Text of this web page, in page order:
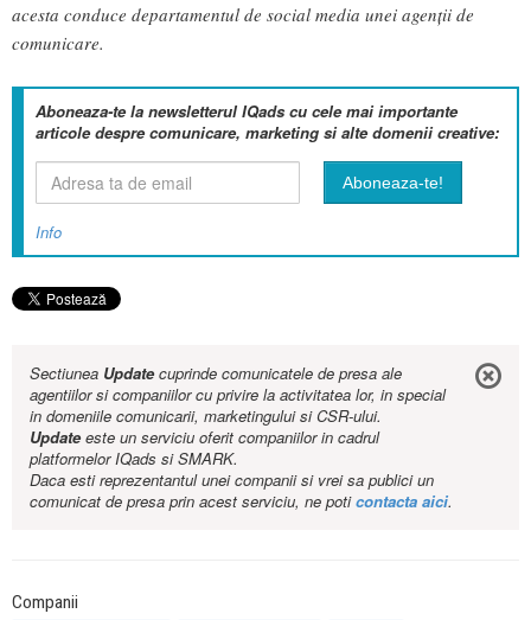
acesta conduce departamentul de social media unei agenții de
comunicare.
Aboneaza-te la newsletterul IQads cu cele mai importante
articole despre comunicare, marketing si alte domenii creative:
Info
Sectiunea Updatecuprinde comunicatele de presa ale
agentiilor si companiilor cu privire la activitatea lor, in special
in domeniile comunicarii, marketingului si CSR-ului.
Updateeste un serviciu oferit companiilor in cadrul
platformelor IQads si SMARK.
Daca esti reprezentantul unei companii si vrei sa publici un
comunicat de presa prin acest serviciu, ne poticontacta aici.
Companii